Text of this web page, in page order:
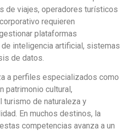
de viajes, operadores turísticos
requieren
plataformas
inteligencia artificial, sistemas
de datos.
a perfiles especializados como
patrimonio cultural,
de naturaleza y
En muchos destinos, la
competencias avanza a un